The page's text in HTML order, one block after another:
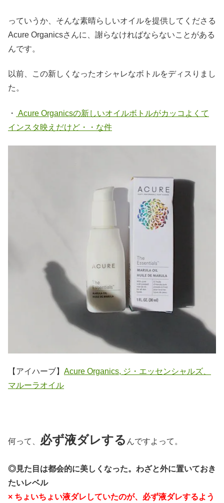
っていうか、そんな素晴らしいオイルを提供してくださる
Acure Organicsさんに、謝らなければならないことがある
んです。
以前、この新しくなったオシャレなボトルをディスりまし
た。
・ Acure Organicsの新しいオイルボトルがカッコよくて
インスタ映えだけど・・な件
【アイハーブ】 Acure Organics, ジ・エッセンシャルズ、
マルーラオイル
何って、 必ず液ダレする んですよって。
◎見た目は都会的に美しくなった。わざと外に置いておき
たいレベル
× ちょいちょい液ダレしていたのが、必ず液ダレするよう